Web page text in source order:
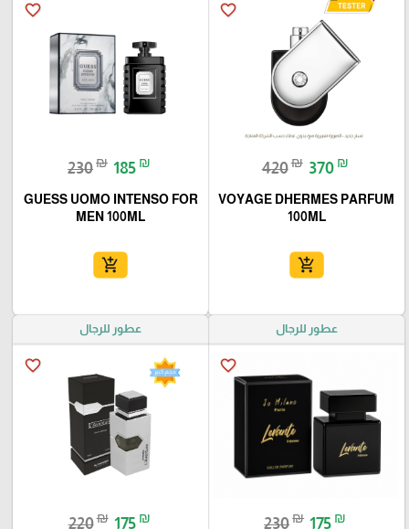
favorite_border
420₪ 370 ₪
VOYAGE DHERMES PARFUM
100ML
add_shopping_cart
favorite_border
230₪ 185 ₪
GUESS UOMO INTENSO FOR
MEN 100ML
add_shopping_cart
عطور للرجال
favorite_border
230₪ 175 ₪
عطور للرجال
favorite_border
220₪ 175 ₪